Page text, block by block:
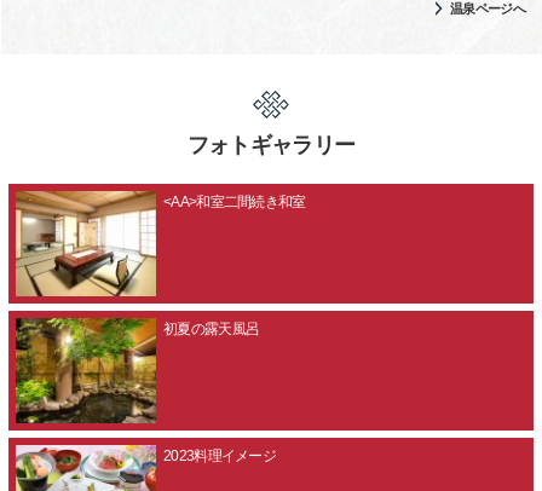
温泉ページへ
フォトギャラリー
<AA>和室二間続き和室
初夏の露天風呂
2023料理イメージ